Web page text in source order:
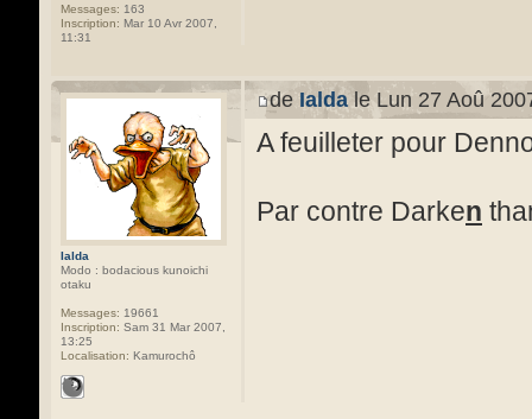
Messages: 163
Inscription: Mar 10 Avr 2007,
11:31
Ialda
Modo : bodacious kunoichi
otaku
Messages: 19661
Inscription: Sam 31 Mar 2007,
13:25
Localisation: Kamurochô
deIalda le Lun 27 Aoû
A feuilleter pour
Par contre Darken